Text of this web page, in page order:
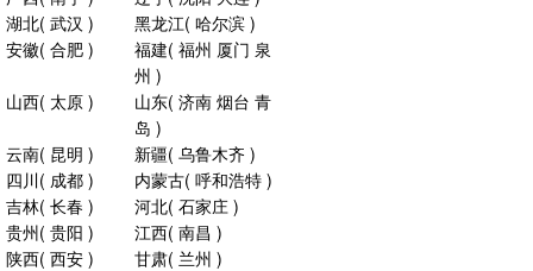
湖北( 武汉 ) 黑龙江( 哈尔滨 )
安徽( 合肥 ) 福建( 福州 厦门 泉
州 )
山西( 太原 ) 山东( 济南 烟台 青
岛 )
云南( 昆明 ) 新疆( 乌鲁木齐 )
四川( 成都 ) 内蒙古( 呼和浩特 )
吉林( 长春 ) 河北( 石家庄 )
贵州( 贵阳 ) 江西( 南昌 )
陕西( 西安 ) 甘肃( 兰州 )